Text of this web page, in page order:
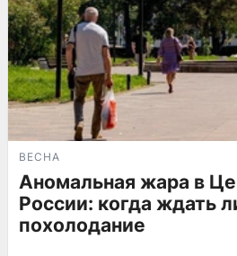
ВЕСНА
Аномальная жара в
России: когда ждать
похолодание